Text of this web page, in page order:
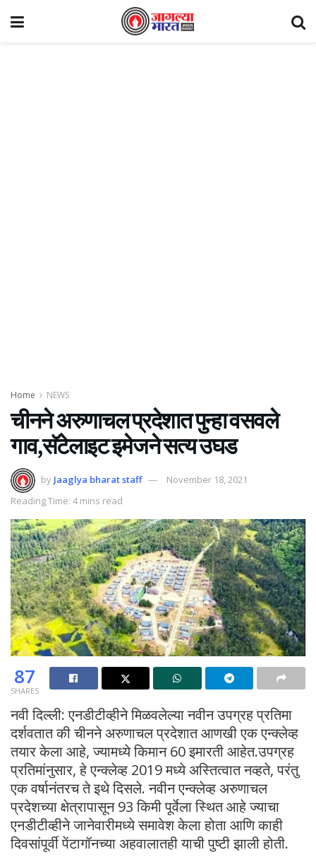
Home NEWS
चीनने अरुणाचल प्रदेशात पुन्हा वसवले
गाव,सॅटेलाइट इमेजने सत्य उघड
by Jaaglya bharat staff
November 18, 2021
Reading Time: 4 mins read
87
SHARES
नवी दिल्ली: एनडीटीव्हीने मिळवलेल्या नवीन उपग्रह प्रतिमा
दर्शवतात की चीनने अरुणाचल प्रदेशात आणखी एक एन्क्लेव्ह
तयार केला आहे, ज्यामध्ये किमान 60 इमारती आहेत.उपग्रह
प्रतिमांनुसार, हे एन्क्लेव्ह 2019 मध्ये अस्तित्वात नव्हते, परंतु
एक वर्षानंतरच ते इथे दिसले. नवीन एन्क्लेव्ह अरुणाचल
प्रदेशच्या क्षेत्रापासून 93 किमी पूर्वेला स्थित आहे ज्याचा
एनडीटीव्हीने जानेवारीमध्ये समावेश केला होता आणि काही
दिवसांपूर्वी पेंटागॉनच्या अहवालातही याची पुष्टी झाली होती.